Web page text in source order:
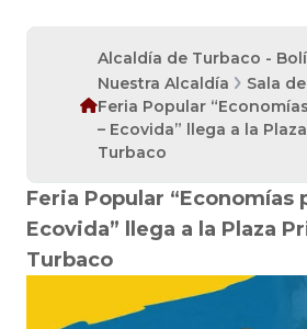
Alcaldía de Turbaco -
Nuestra Alcaldía
Sala
Feria Popular
– Ecovida” llega a la
Turbaco
Feria Popular “Economías
Ecovida” llega a la Plaza
Turbaco